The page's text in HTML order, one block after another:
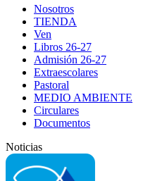
Nosotros
TIENDA
Ven
Libros 26-27
Admisión 26-27
Extraescolares
Pastoral
MEDIO AMBIENTE
Circulares
Documentos
Noticias